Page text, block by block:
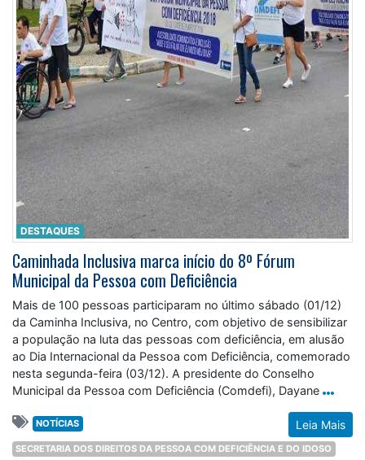
DESTAQUES
Caminhada Inclusiva marca início do 8º Fórum
Municipal da Pessoa com Deficiência
Mais de 100 pessoas participaram no último sábado (01/12)
da Caminha Inclusiva, no Centro, com objetivo de sensibilizar
a população na luta das pessoas com deficiência, em alusão
ao Dia Internacional da Pessoa com Deficiência, comemorado
nesta segunda-feira (03/12). A presidente do Conselho
Municipal da Pessoa com Deficiência (Comdefi), Dayane
Leia Mais
NOTÍCIAS
SECRETARIA DOS DIREITOS DA PESSOA COM DEFICIÊNCIA E DO IDOSO